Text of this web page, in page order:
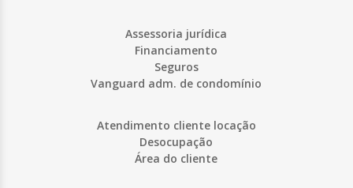
Assessoria jurídica
Financiamento
Seguros
Vanguard adm. de condomínio
Atendimento cliente locação
Desocupação
Área do cliente